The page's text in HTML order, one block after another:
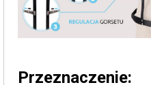
Przeznaczenie: